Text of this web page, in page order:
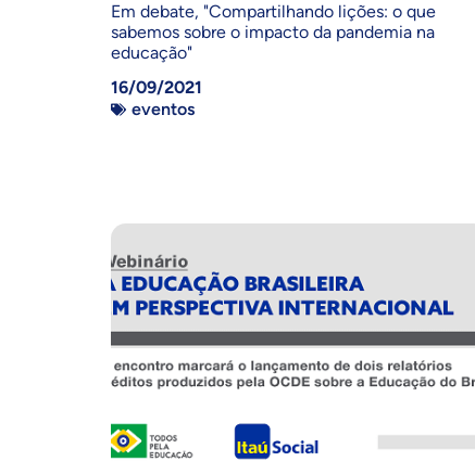
Em debate, "Compartilhando lições: o que
sabemos sobre o impacto da pandemia na
educação"
16/09/2021
eventos